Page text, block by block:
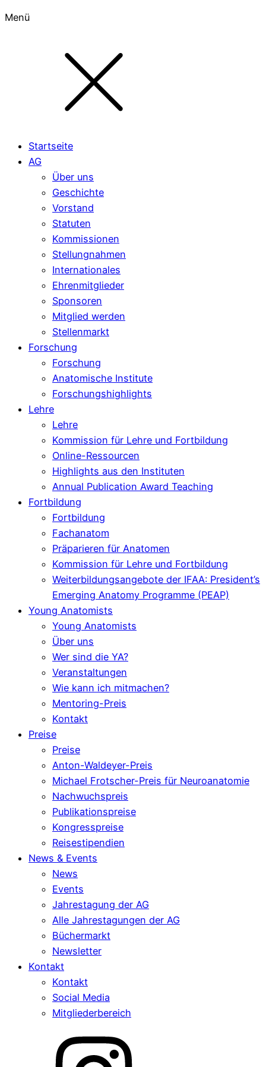
Menü
Startseite
AG
Über uns
Geschichte
Vorstand
Statuten
Kommissionen
Stellungnahmen
Internationales
Ehrenmitglieder
Sponsoren
Mitglied werden
Stellenmarkt
Forschung
Forschung
Anatomische Institute
Forschungshighlights
Lehre
Lehre
Kommission für Lehre und Fortbildung
Online-Ressourcen
Highlights aus den Instituten
Annual Publication Award Teaching
Fortbildung
Fortbildung
Fachanatom
Präparieren für Anatomen
Kommission für Lehre und Fortbildung
Weiterbildungsangebote der IFAA: President’s
Emerging Anatomy Programme (PEAP)
Young Anatomists
Young Anatomists
Über uns
Wer sind die YA?
Veranstaltungen
Wie kann ich mitmachen?
Mentoring-Preis
Kontakt
Preise
Preise
Anton-Waldeyer-Preis
Michael Frotscher-Preis für Neuroanatomie
Nachwuchspreis
Publikationspreise
Kongresspreise
Reisestipendien
News & Events
News
Events
Jahrestagung der AG
Alle Jahrestagungen der AG
Büchermarkt
Newsletter
Kontakt
Kontakt
Social Media
Mitgliederbereich